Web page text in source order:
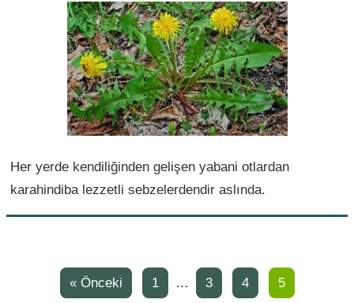
Her yerde kendiliğinden gelişen yabani otlardan
karahindiba lezzetli sebzelerdendir aslında.
« Önceki 1 … 3 4 5